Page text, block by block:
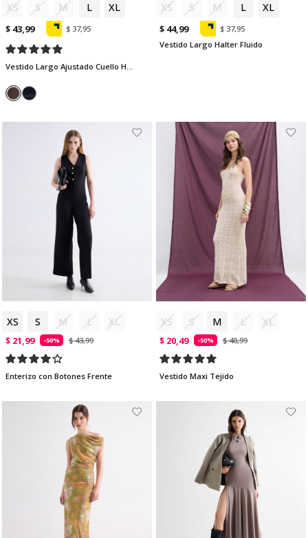
XS S M L XL
$ 43,99 $ 37,95
Vestido Largo Ajustado Cuello Halter
XS S M L XL
$ 44,99
$ 37,95
Vestido Largo Halter Fluido
XS S M L XL
$ 21,99 -50% $ 43,99
Enterizo con Botones Frente
XS S M L XL
$ 20,49 -50% $ 40,99
Vestido Maxi Tejido